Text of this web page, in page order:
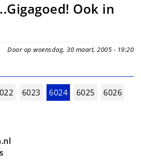
Ook in
Door op woensdag, 30 maart, 2005 - 19:20
Pagina
6023 Huidige pagina
6024 Pagina
6025 Pagina
6026